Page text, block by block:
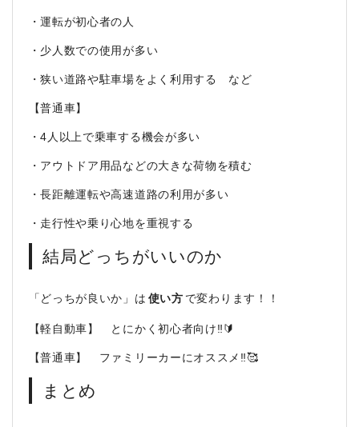
・運転が初心者の人
・少人数での使用が多い
・狭い道路や駐車場をよく利用する など
【普通車】
・4人以上で乗車する機会が多い
・アウトドア用品などの大きな荷物を積む
・長距離運転や高速道路の利用が多い
・走行性や乗り心地を重視する
結局どっちがいいのか
「どっちが良いか」は 使い方 で変わります！！
【軽自動車】 とにかく初心者向け‼️🔰
【普通車】 ファミリーカーにオススメ‼️🥰
まとめ